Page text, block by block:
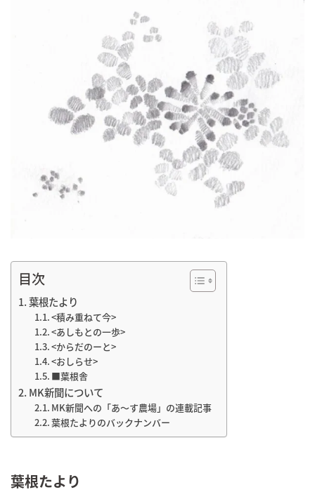
目次
葉根たより
<積み重ねて今>
<あしもとの一歩>
<からだのーと>
<おしらせ>
■葉根舎
MK新聞について
MK新聞への「あ～す農場」の連載記事
葉根たよりのバックナンバー
葉根たより